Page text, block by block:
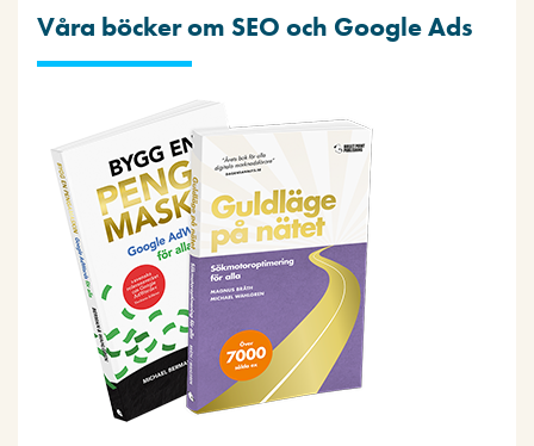
Våra böcker om SEO och Google Ads